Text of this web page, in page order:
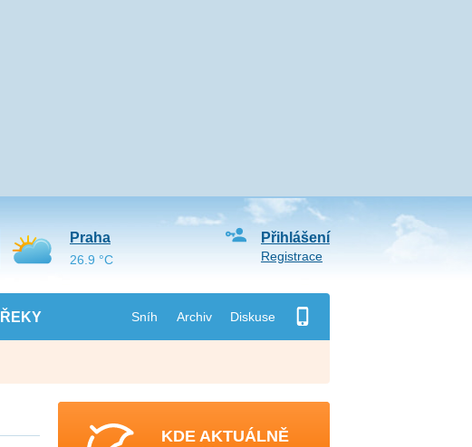
ŘEKY Sníh Archiv Diskuse
Přihlášení
Registrace
Praha
26.9 °C
KDE AKTUÁLNĚ